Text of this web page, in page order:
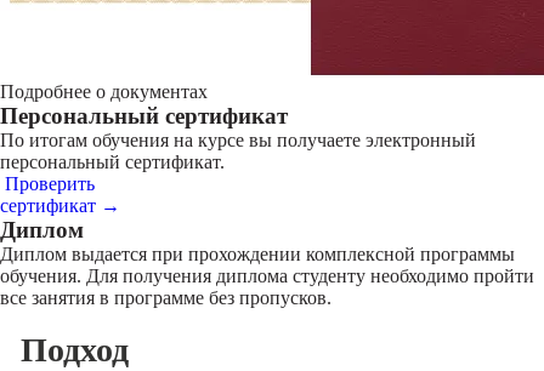
Подробнее о документах
Персональный сертификат
По итогам обучения на курсе вы получаете электронный
персональный сертификат.
Проверить
сертификат →
Диплом
Диплом выдается при прохождении комплексной программы
обучения. Для получения диплома студенту необходимо пройти
все занятия в программе без пропусков.
Подход